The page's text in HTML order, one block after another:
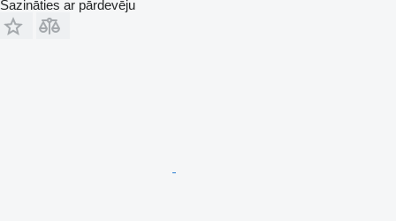
Sazināties ar pārdevēju